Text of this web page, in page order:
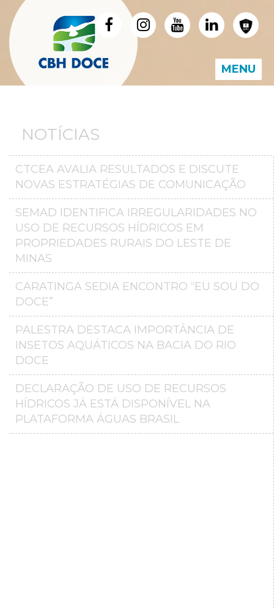
MENU
NOTÍCIAS
CTCEA AVALIA RESULTADOS E DISCUTE
NOVAS ESTRATÉGIAS DE COMUNICAÇÃO
SEMAD IDENTIFICA IRREGULARIDADES NO
USO DE RECURSOS HÍDRICOS EM
PROPRIEDADES RURAIS DO LESTE DE
MINAS
CARATINGA SEDIA ENCONTRO “EU SOU DO
DOCE”
PALESTRA DESTACA IMPORTÂNCIA DE
INSETOS AQUÁTICOS NA BACIA DO RIO
DOCE
DECLARAÇÃO DE USO DE RECURSOS
HÍDRICOS JÁ ESTÁ DISPONÍVEL NA
PLATAFORMA ÁGUAS BRASIL